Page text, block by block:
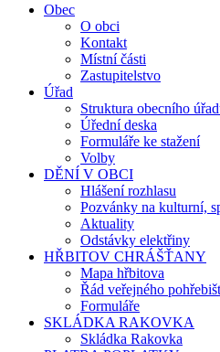
Obec
O obci
Kontakt
Místní části
Zastupitelstvo
Úřad
Struktura obecního
Úřední deska
Formuláře ke stažení
Volby
DĚNÍ V OBCI
Hlášení rozhlasu
Pozvánky na kulturní,
Aktuality
Odstávky elektřiny
HŘBITOV CHRÁŠŤANY
Mapa hřbitova
Řád veřejného
Formuláře
SKLÁDKA RAKOVKA
Skládka Rakovka